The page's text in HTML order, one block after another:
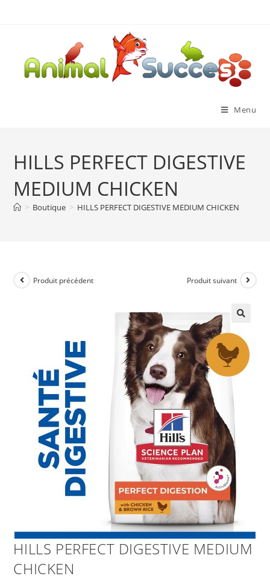
Menu
HILLS PERFECT DIGESTIVE
MEDIUM CHICKEN
> Boutique > HILLS PERFECT DIGESTIVE MEDIUM CHICKEN
Produit précédent Produit suivant
HILLS PERFECT DIGESTIVE MEDIUM
CHICKEN